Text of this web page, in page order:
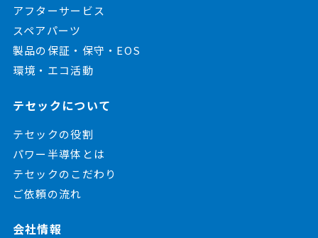
アフターサービス
スペアパーツ
製品の保証・保守・EOS
環境・エコ活動
テセックについて
テセックの役割
パワー半導体とは
テセックのこだわり
ご依頼の流れ
会社情報